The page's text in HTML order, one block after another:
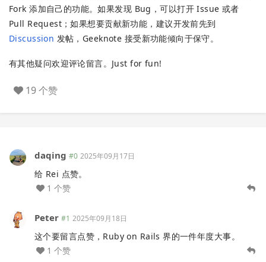
Fork 添加自己的功能。如果发现 Bug，可以打开 Issue 或者
Pull Request；如果想要贡献新功能，建议开发前先到
Discussion 发帖，Geeknote 接受新功能倾向于保守。
有其他疑问欢迎评论留言。Just for fun!
19 个赞
daqing #0 2025年09月17日
给 Rei 点赞。
1 个赞
Peter #1 2025年09月18日
这个要留言点赞，Ruby on Rails 界的一件年度大事。
1 个赞